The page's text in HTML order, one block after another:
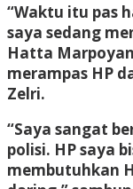
“Waktu itu pas
saya sedang
Hatta
merampas HP
Zelri.
“Saya sangat
polisi. HP saya
membutuhkan